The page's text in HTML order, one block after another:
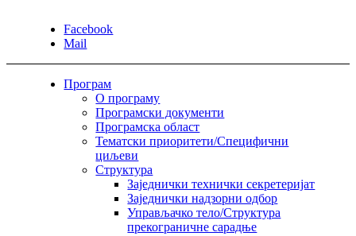
Facebook
Mail
Програм
О програму
Програмски документи
Програмска област
Тематски приоритети/Специфични
циљеви
Структура
Заједнички технички секретеријат
Заједнички надзорни одбор
Управљачко тело/Структура
прекограничне сарадње